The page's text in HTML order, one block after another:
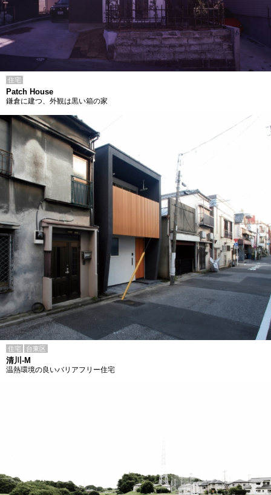
住宅
Patch House
鎌倉に建つ、外観は黒い箱の家
住宅 台東区
清川-M
温熱環境の良いバリアフリー住宅